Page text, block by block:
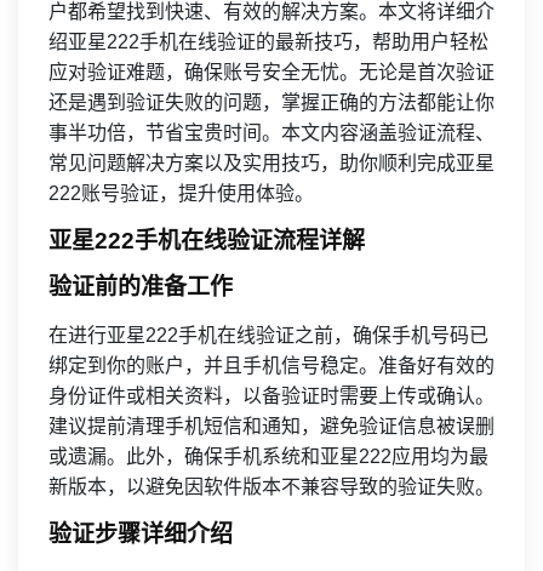
户都希望找到快速、有效的解决方案。本文将详细介
绍亚星222手机在线验证的最新技巧，帮助用户轻松
应对验证难题，确保账号安全无忧。无论是首次验证
还是遇到验证失败的问题，掌握正确的方法都能让你
事半功倍，节省宝贵时间。本文内容涵盖验证流程、
常见问题解决方案以及实用技巧，助你顺利完成亚星
222账号验证，提升使用体验。
亚星222手机在线验证流程详解
验证前的准备工作
在进行亚星222手机在线验证之前，确保手机号码已
绑定到你的账户，并且手机信号稳定。准备好有效的
身份证件或相关资料，以备验证时需要上传或确认。
建议提前清理手机短信和通知，避免验证信息被误删
或遗漏。此外，确保手机系统和亚星222应用均为最
新版本，以避免因软件版本不兼容导致的验证失败。
验证步骤详细介绍